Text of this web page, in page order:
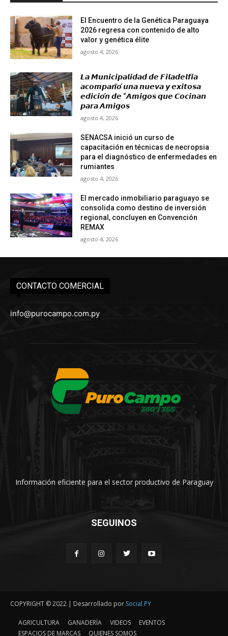
El Encuentro de la Genética Paraguaya
2026 regresa con contenido de alto
valor y genética élite
agosto 4, 2026
𝙇𝙖 𝙈𝙪𝙣𝙞𝙘𝙞𝙥𝙖𝙡𝙞𝙙𝙖𝙙 𝙙𝙚 𝙁𝙞𝙡𝙖𝙙𝙚𝙡𝙛𝙞𝙖
𝙖𝙘𝙤𝙢𝙥𝙖𝙣̃𝙤́ 𝙪𝙣𝙖 𝙣𝙪𝙚𝙫𝙖 𝙮 𝙚𝙭𝙞𝙩𝙤𝙨𝙖
𝙚𝙙𝙞𝙘𝙞𝙤́𝙣 𝙙𝙚 “𝘼𝙢𝙞𝙜𝙤𝙨 𝙦𝙪𝙚 𝘾𝙤𝙘𝙞𝙣𝙖𝙣
𝙥𝙖𝙧𝙖 𝘼𝙢𝙞𝙜𝙤𝙨
agosto 4, 2026
SENACSA inició un curso de
capacitación en técnicas de necropsia
para el diagnóstico de enfermedades en
rumiantes
agosto 4, 2026
El mercado inmobiliario paraguayo se
consolida como destino de inversión
regional, concluyen en Convención
REMAX
agosto 4, 2026
CONTACTO COMERCIAL
info@purocampo.com.py
Información eficiente para el sector productivo de Paraguay
SEGUINOS
COPYRIGHT © 2022 | Desarrollado por Social PY
AGRICULTURA GANADERÍA VIDEOS
EVENTOS
ESPACIOS DE MARCAS
QUIENES SOMOS